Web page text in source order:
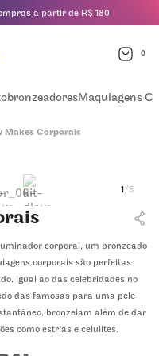
a partir de R$ 180
0
Maquiagens
Makes Corporais
1 /5
corporal, um bronzeado
corporais são perfeitas
igual ao das celebridades no
das famosas para uma pele
bronzeiam além de dar
como estrias e celulites.